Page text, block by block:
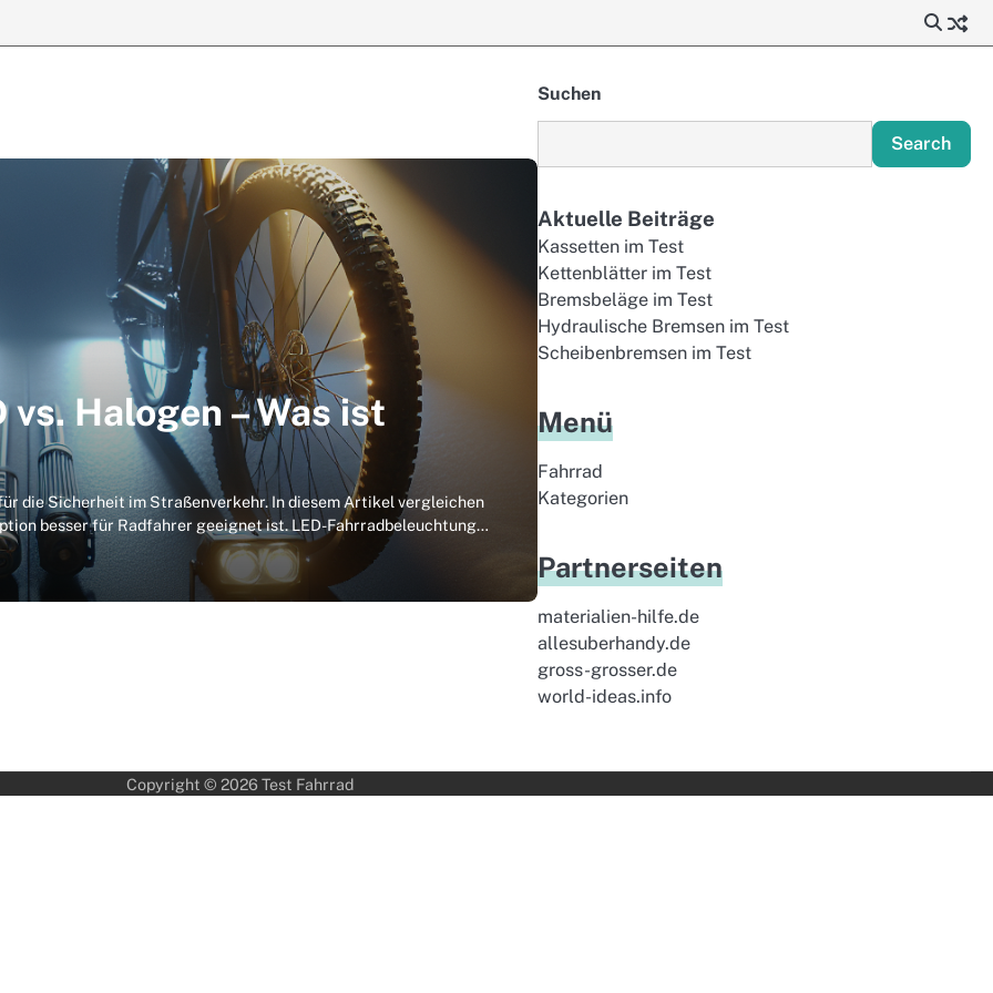
Halogen – Was ist
die Sicherheit im Straßenverkehr. In diesem Artikel vergleichen
besser für Radfahrer geeignet ist. LED-Fahrradbeleuchtung…
Suchen
Search
Aktuelle Beiträge
Kassetten im Test
Kettenblätter im Test
Bremsbeläge im Test
Hydraulische Bremsen im Test
Scheibenbremsen im Test
Menü
Fahrrad
Kategorien
Partnerseiten
materialien-hilfe.de
allesuberhandy.de
gross-grosser.de
world-ideas.info
Copyright © 2026 Test Fahrrad